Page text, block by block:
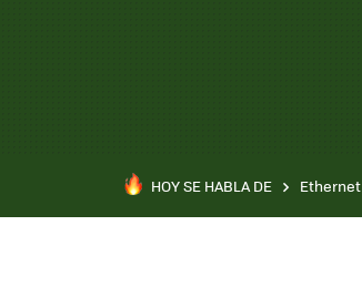
HOY SE HABLA DE Ethernet